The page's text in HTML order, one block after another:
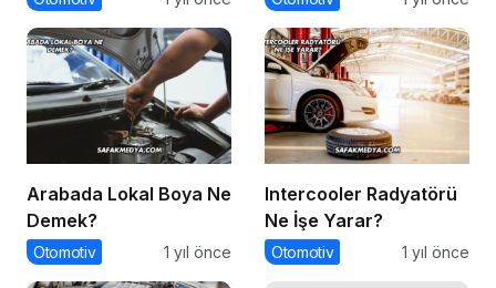
Arabada Lokal Boya Ne
Demek?
Otomotiv 1 yıl önce
Intercooler Radyatörü
Ne İşe Yarar?
Otomotiv 1 yıl önce